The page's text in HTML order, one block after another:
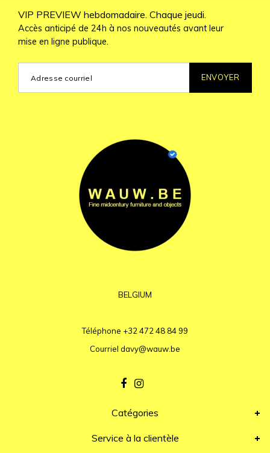
VIP PREVIEW hebdomadaire. Chaque jeudi.
Accès anticipé de 24h à nos nouveautés avant leur
mise en ligne publique.
ENVOYER
BELGIUM
Téléphone +32 472 48 84 99
Courriel davy@wauw.be
Catégories
Service à la clientèle